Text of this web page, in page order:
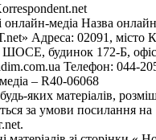
онлайн-медіа Назва
Адреса: 02091, місто
будинок 172-Б, офіс
Телефон: 044-
– R40-06068
яких матеріалів,
за умови посилання на